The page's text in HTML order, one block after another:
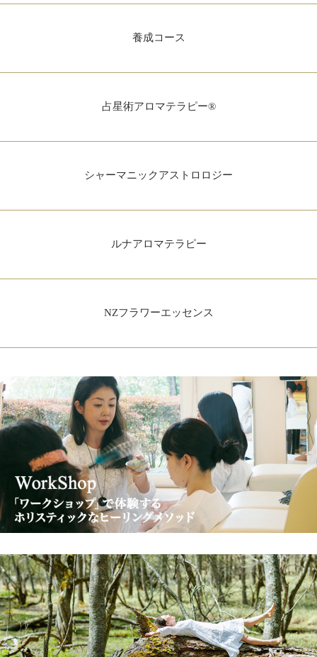
養成コース
占星術アロマテラピー®
シャーマニックアストロロジー
ルナアロマテラピー
NZフラワーエッセンス